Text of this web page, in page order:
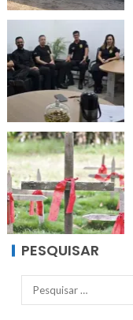
PESQUISAR